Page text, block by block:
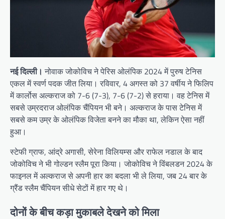
नई दिल्ली। नोवाक जोकोविच ने पेरिस ओलंपिक 2024 में पुरुष टेनिस
एकल में स्वर्ण पदक जीत लिया। रविवार, 4 अगस्त को 37 वर्षीय ने फिलिप
में कार्लोस अल्कराज को 7-6 (7-3), 7-6 (7-2) से हराया। वह टेनिस में
सबसे उम्रदराज ओलंपिक चैंपियन भी बने। अल्कराज के पास टेनिस में
सबसे कम उम्र के ओलंपिक विजेता बनने का मौका था, लेकिन ऐसा नहीं
हुआ।
स्टेफी ग्राफ, आंद्रे अगासी, सेरेना विलियम्स और राफेल नडाल के बाद
जोकोविच ने भी गोल्डन स्लैम पूरा किया। जोकोविच ने विंबलडन 2024 के
फाइनल में अल्कराज से अपनी हार का बदला भी ले लिया, जब 24 बार के
ग्रैंड स्लैम चैंपियन सीधे सेटों में हार गए थे।
दोनों के बीच कड़ा मुकाबले देखने को मिला